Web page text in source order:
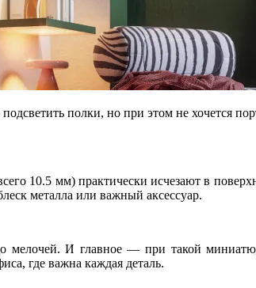
полки, но при этом не хочется
10.5 мм) практически исчезают в
металла или важный аксессуар.
И главное — при такой
где важна каждая деталь.